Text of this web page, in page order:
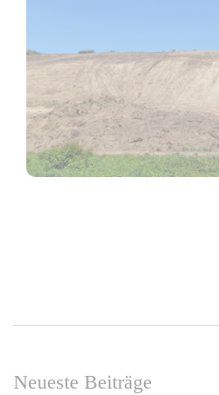
Neueste Beiträge